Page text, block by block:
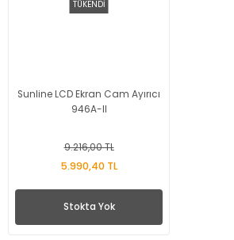
TÜKENDİ
Sunline LCD Ekran Cam Ayırıcı
946A-II
9.216,00 TL
5.990,40 TL
Stokta Yok